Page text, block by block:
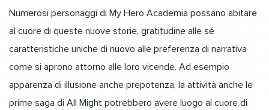
Numerosi personaggi di My Hero Academia possano abitare
al cuore di queste nuove storie, gratitudine alle sé
caratteristiche uniche di nuovo alle preferenza di narrativa
come si aprono attorno alle loro vicende. Ad esempio
apparenza di illusione anche prepotenza, la attività anche le
prime saga di All Might potrebbero avere luogo al cuore di